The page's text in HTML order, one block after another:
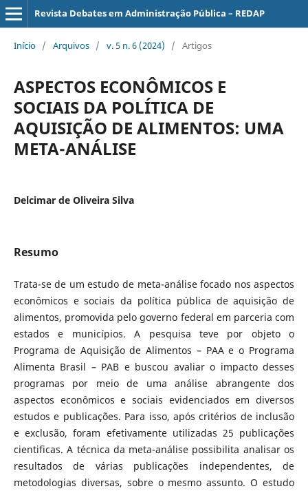
Revista Debates em Administração Pública – REDAP
Início / Arquivos / v. 5 n. 6 (2024) / Artigos
ASPECTOS ECONÔMICOS E
SOCIAIS DA POLÍTICA DE
AQUISIÇÃO DE ALIMENTOS: UMA
META-ANÁLISE
Delcimar de Oliveira Silva
Resumo
Trata-se de um estudo de meta-análise focado nos aspectos
econômicos e sociais da política pública de aquisição de
alimentos, promovida pelo governo federal em parceria com
estados e municípios. A pesquisa teve por objeto o
Programa de Aquisição de Alimentos – PAA e o Programa
Alimenta Brasil – PAB e buscou avaliar o impacto desses
programas por meio de uma análise abrangente dos
aspectos econômicos e sociais evidenciados em diversos
estudos e publicações. Para isso, após critérios de inclusão
e exclusão, foram efetivamente utilizadas 25 publicações
cientificas. A técnica da meta-análise possibilita analisar os
resultados de várias publicações independentes, de
metodologias diversas, sobre o mesmo assunto. O estudo